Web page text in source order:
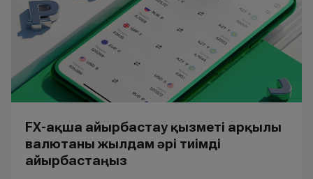
FX-ақша айырбастау қызметі арқылы
валютаны жылдам әрі тиімді
айырбастаңыз